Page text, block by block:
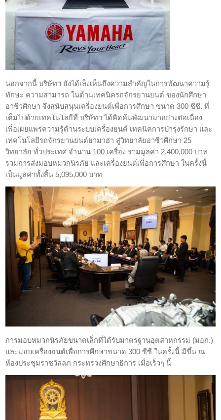
นอกจากนี้ บริษัทฯ ยังได้เล็งเห็นถึงความสำคัญในการพัฒนาความรู้
ทักษะ ความสามารถ ในด้านเทคนิครถจักรยานยนต์ ของนักศึกษา
อาชีวศึกษา จึงสนับสนุนเครื่องยนต์เพื่อการศึกษา ขนาด 300 ซีซี. ที่
เต็มไปด้วยเทคโนโลยีที่ บริษัทฯ ได้คิดค้นพัฒนามาอย่างต่อเนื่อง
เพื่อเผยแพร่ความรู้ด้านระบบเครื่องยนต์ เทคนิคการบำรุงรักษา และ
เทคโนโลยีรถจักรยานยนต์ยามาฮ่า สู่วิทยาลัยอาชีวศึกษา 25
วิทยาลัย ทั่วประเทศ จำนวน 100 เครื่อง รวมมูลค่า 2,400,000 บาท
รวมการส่งมอบหมวกนิรภัย และเครื่องยนต์เพื่อการศึกษา ในครั้งนี้
เป็นมูลค่าทั้งสิ้น 5,095,000 บาท
การมอบหมวกนิรภัยขนาดเล็กที่ได้รับมาตรฐานอุตสาหกรรม (มอก.)
และมอบเครื่องยนต์เพื่อการศึกษาขนาด 300 ซีซี ในครั้งนี้ มีขึ้น ณ
ห้องประชุมราชวัลลภ กระทรวงศึกษาธิการ เมื่อเร็วๆ นี้